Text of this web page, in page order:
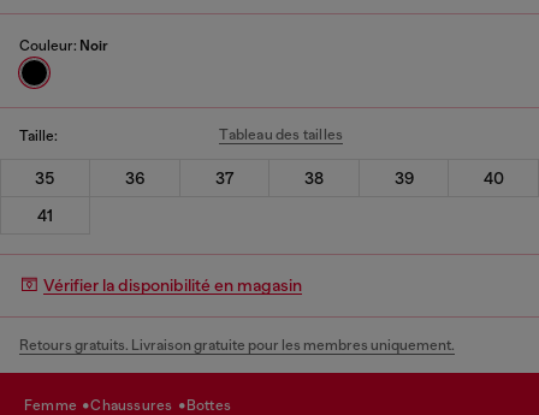
Couleur: Noir
Taille: Tableau des tailles
35 36 37 38 39
40
41
Vérifier la disponibilité en magasin
Retours gratuits. Livraison gratuite pour les membres uniquement.
femme chaussures bottes